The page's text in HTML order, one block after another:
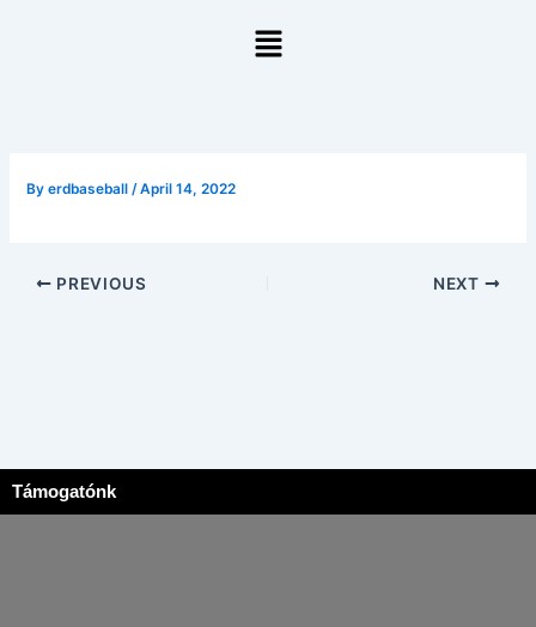
Menu
Byerdbaseball /April 14, 2022
PREVIOUS NEXT
Támogatónk